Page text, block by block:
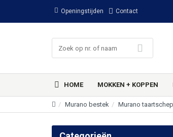
Openingstijden Contact
HOME MOKKEN + KOPPEN
Murano bestek Murano taartschep